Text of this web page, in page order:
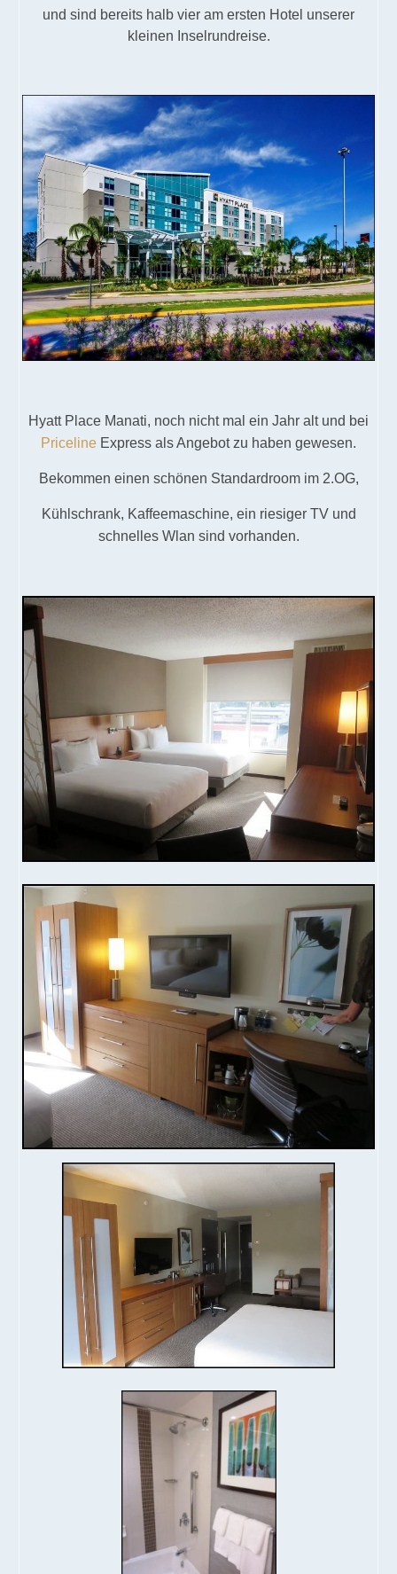
und sind bereits halb vier am ersten Hotel unserer
kleinen Inselrundreise.
Hyatt Place Manati, noch nicht mal ein Jahr alt und bei
Priceline Express als Angebot zu haben gewesen.
Bekommen einen schönen Standardroom im 2.OG,
Kühlschrank, Kaffeemaschine, ein riesiger TV und
schnelles Wlan sind vorhanden.